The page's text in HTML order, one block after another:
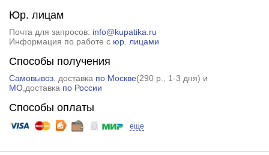
Юр. лицам
Почта для запросов: info@kupatika.ru
Информация по работе с юр. лицами
Способы получения
Самовывоз, доставка по Москве(290 р.
, 1-3 дня) и
МО,доставка по России
Способы оплаты
еще